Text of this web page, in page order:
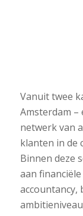
Vanuit twee
Amsterdam
netwerk van
klanten in de
Binnen deze
aan
accountancy,